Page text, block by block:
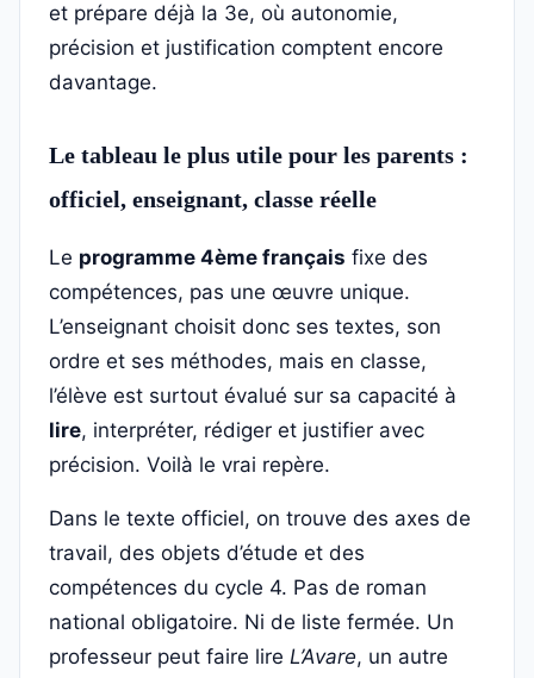
et prépare déjà la 3e, où autonomie,
précision et justification comptent encore
davantage.
Le tableau le plus utile pour les parents :
officiel, enseignant, classe réelle
Le programme 4ème français fixe des
compétences, pas une œuvre unique.
L’enseignant choisit donc ses textes, son
ordre et ses méthodes, mais en classe,
l’élève est surtout évalué sur sa capacité à
lire, interpréter, rédiger et justifier avec
précision. Voilà le vrai repère.
Dans le texte officiel, on trouve des axes de
travail, des objets d’étude et des
compétences du cycle 4. Pas de roman
national obligatoire. Ni de liste fermée. Un
professeur peut faire lire L’Avare, un autre